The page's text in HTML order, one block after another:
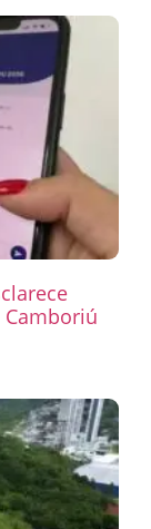
Camboriú